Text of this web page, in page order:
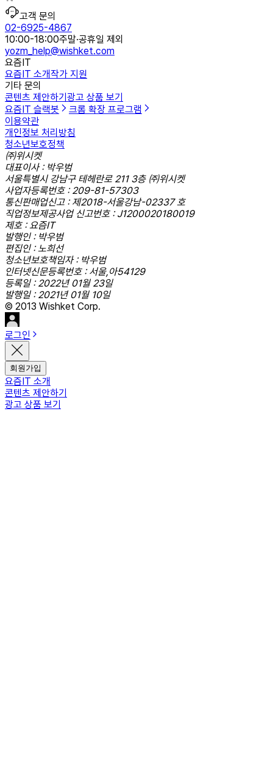
고객 문의
02-6925-4867
10:00-18:00주말·공휴일 제외
yozm_help@wishket.com
요즘IT
요즘IT 소개작가 지원
기타 문의
콘텐츠 제안하기 광고 상품 보기
요즘IT 슬랙봇
크롬 확장 프로그램
이용약관
개인정보 처리방침
청소년보호정책
㈜위시켓
대표이사 : 박우범
서울특별시 강남구 테헤란로 211 3층 ㈜위시켓
사업자등록번호 : 209-81-57303
통신판매업신고 : 제2018-서울강남-02337 호
직업정보제공사업 신고번호 : J1200020180019
제호 : 요즘IT
발행인 : 박우범
편집인 : 노희선
청소년보호책임자 : 박우범
인터넷신문등록번호 : 서울,아54129
등록일 : 2022년 01월 23일
발행일 : 2021년 01월 10일
© 2013 Wishket Corp.
로그인
회원가입
요즘IT 소개
콘텐츠 제안하기
광고 상품 보기